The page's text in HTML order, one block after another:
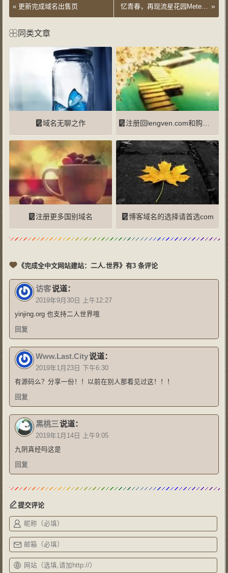
« 更新完成域名出售页 »
《完成全中文网站建站：二人.世界》有3 条评论
访客说道：
2019年9月30日 上午12:27
yinjing.org 也支持二人世界哦
回复
Www.Last.City说道：
2019年1月23日 下午6:30
有源码么？分享一份！！以前在别人那看见过这！！！
回复
黑桃三说道：
2019年1月14日 上午9:05
九阴真经吗这是
回复
提交评论
同类文章
域名无聊之作 注册回lengven.com和购买xia.si域名
注册更多国别域名 博客域名的选择请首选com